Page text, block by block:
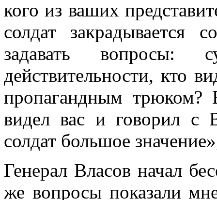
кого из ваших
солдат закрады­вается
задавать вопросы:
действительности, кто
пропа­гандным трюком?
видел вас и говорил с
солдат большое
Генерал Власов начал
же вопросы по­казали